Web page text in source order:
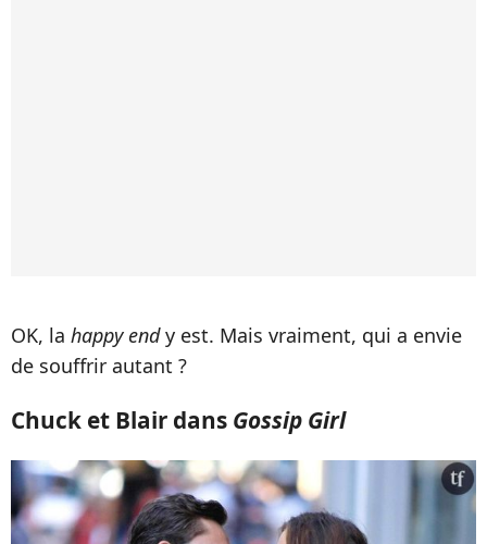
OK, la happy endy est. Mais vraiment, qui a envie
de souffrir autant ?
Chuck et Blair dans Gossip Girl